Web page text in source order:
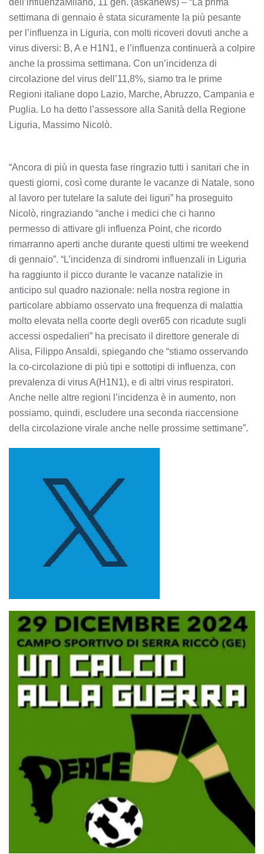
settimana di gennaio è stata sicuramente la più pesante
per l’influenza in Liguria, con molti ricoveri dovuti anche a
virus diversi: B, A e H1N1, e l’influenza continuerà a colpire
anche la prossima settimana. Con un’incidenza di
circolazione del virus dell’11,8%, siamo tra le prime
Regioni italiane dopo Lazio, Marche, Abruzzo, Campania e
Puglia. Lo ha detto l’assessore alla Sanità della Regione
Liguria, Massimo Nicolò.
“Ancora di più in questa fase ringrazio tutti i sanitari che in
questi giorni, così come durante le vacanze di Natale, sono
al lavoro per tutelare la salute dei liguri” ha proseguito
Nicolò, ringraziando “anche i medici che ci hanno
permesso di attivare gli influenza Point, che ricordo
rimarranno aperti anche durante questi ultimi tre weekend
di gennaio”. “L’incidenza di sindromi influenzali in Liguria
ha raggiunto il picco durante le vacanze natalizie in
anticipo sul quadro nazionale: nella nostra regione in
particolare abbiamo osservato una frequenza di malattia
molto elevata nella coorte degli over65 con ricadute sugli
accessi ospedalieri” ha precisato il direttore generale di
Alisa, Filippo Ansaldi, spiegando che “stiamo osservando
la co-circolazione di più tipi e sottotipi di influenza, con
prevalenza di virus A(H1N1), e di altri virus respiratori.
Anche nelle altre regioni l’incidenza è in aumento, non
possiamo, quindi, escludere una seconda riaccensione
della circolazione virale anche nelle prossime settimane”.